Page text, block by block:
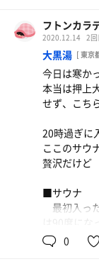
うーーーー
■アウフグー
奇跡的に五
初めての
かったー！
これがプロ
■■感想■■
期待を越え
ケロサウナ
スの多さ！
ゴロンで
チリチリと
なんだここ
長くはいれ
い、、最高
◾️スチーム
フロントで
する感じで
スチーム内
チームサウ
ナ、、最高
15度、熱い
フトンカラ
2020.12.14 2回
大黒湯 [ 東京
今日は寒か
本当は押上
せず、こち
20時過ぎに
ここのサウ
贅沢だけど
■サウナ
最初入っ
サウナスト
たいよー！！
0